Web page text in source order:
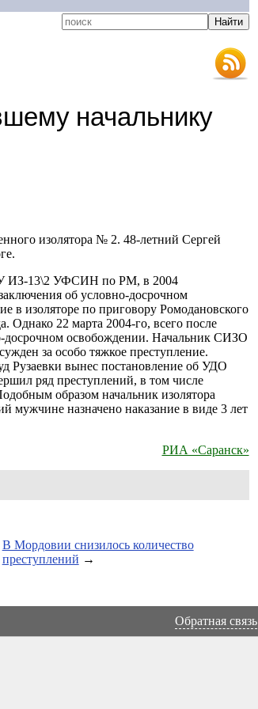
начальнику
изолятора № 2. 48-летний Сергей
ИЗ-13\2 УФСИН по РМ, в 2004
об условно-досрочном
в изоляторе по приговору Ромодановского
Однако 22 марта 2004-го, всего после
досрочном освобождении. Начальник СИЗО
за особо тяжкое преступление.
Рузаевки вынес постановление об УДО
ряд преступлений, в том числе
образом начальник изолятора
мужчине назначено наказание в виде 3 лет
РИА «Саранск»
В Мордовии снизилось количество
преступлений →
Обратная связь